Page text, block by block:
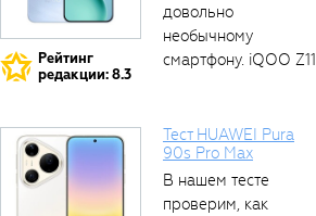
Рейтинг
редакции: 8.3
довольно
необычному
смартфону. iQOO Z11
Тест HUAWEI Pura
90s Pro Max
В нашем тесте
проверим, как